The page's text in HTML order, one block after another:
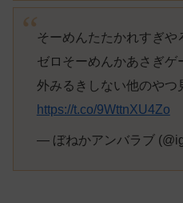
そーめんたたかれすぎや
ゼロそーめんかあさぎゲ
外みるきしない他のやつ
https://t.co/9WttnXU4Zo
— ぼねかアンバラブ